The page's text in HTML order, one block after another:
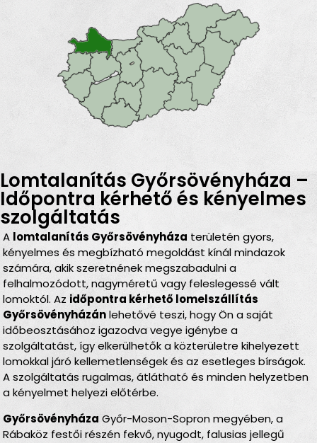
Lomtalanítás Győrsövényháza –
Időpontra kérhető és kényelmes
szolgáltatás
A lomtalanítás Győrsövényháza területén gyors,
kényelmes és megbízható megoldást kínál mindazok
számára, akik szeretnének megszabadulni a
felhalmozódott, nagyméretű vagy feleslegessé vált
lomoktól. Az időpontra kérhető lomelszállítás
Győrsövényházánlehetővé teszi, hogy Ön a saját
időbeosztásához igazodva vegye igénybe a
szolgáltatást, így elkerülhetők a közterületre kihelyezett
lomokkal járó kellemetlenségek és az esetleges bírságok.
A szolgáltatás rugalmas, átlátható és minden helyzetben
a kényelmet helyezi előtérbe.
Győrsövényháza Győr-Moson-Sopron megyében, a
Rábaköz festői részén fekvő, nyugodt, falusias jellegű